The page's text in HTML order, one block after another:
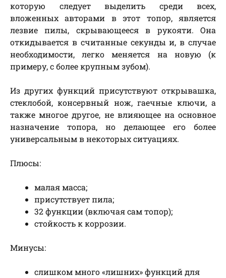
которую следует выделить среди всех,
вложенных авторами в этот топор, является
лезвие пилы, скрывающееся в рукояти. Она
откидывается в считанные секунды и, в случае
необходимости, легко меняется на новую (к
примеру, с более крупным зубом).
Из других функций присутствуют открывашка,
стеклобой, консервный нож, гаечные ключи, а
также многое другое, не влияющее на основное
назначение топора, но делающее его более
универсальным в некоторых ситуациях.
Плюсы:
малая масса;
присутствует пила;
32 функции (включая сам топор);
стойкость к коррозии.
Минусы:
слишком много «лишних» функций для